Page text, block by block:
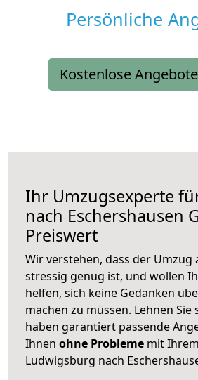
Persönliche
Kostenlose
Ihr Umzugsexperte
nach Eschershausen
Preiswert
Wir verstehen, dass der Umzug
stressig genug ist, und wollen
helfen, sich keine Gedanken
machen zu müssen. Lehnen Sie
haben garantiert passende
Ihnen ohne Probleme mit
Ludwigsburg nach